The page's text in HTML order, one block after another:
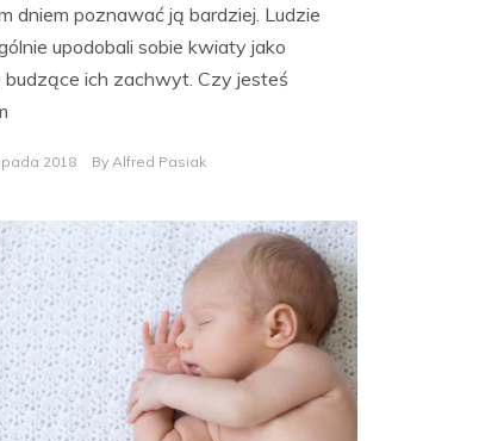
dniem poznawać ją bardziej. Ludzie
upodobali sobie kwiaty jako
budzące ich zachwyt. Czy jesteś
2018 By Alfred Pasiak